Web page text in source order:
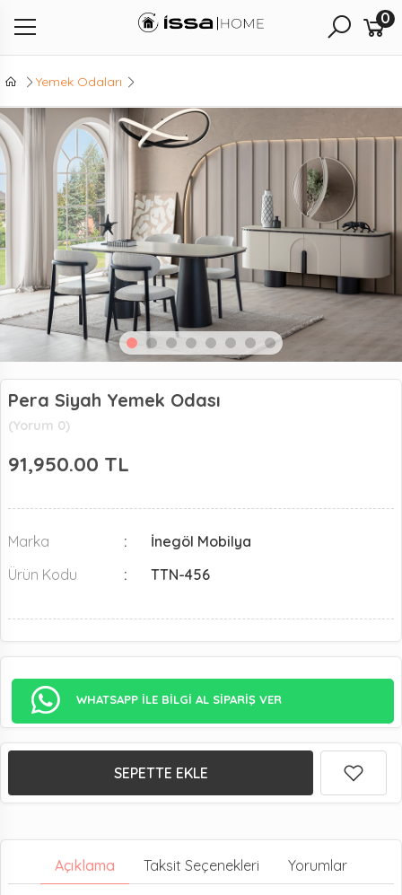
0
Yemek Odaları
Pera Siyah Yemek Odası
(Yorum 0)
91,950.00 TL
Marka
İnegöl Mobilya
Ürün Kodu
TTN-456
WHATSAPP İLE BİLGİ AL SİPARİŞ VER
SEPETTE EKLE
Açıklama Taksit Seçenekleri Yorumlar